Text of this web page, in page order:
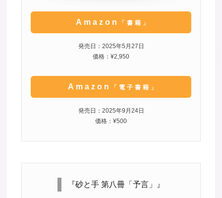
Amazon 「書籍」
発売日：2025年5月27日
価格：¥2,950
Amazon 「電子書籍」
発売日：2025年9月24日
価格：¥500
『砂と手 第八冊「予言」』